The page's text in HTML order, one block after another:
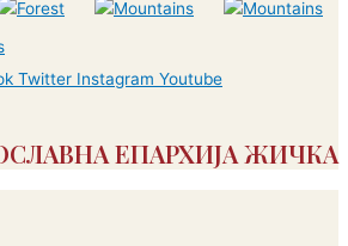
Twitter Instagram Youtube
ЕПАРХИЈА ЖИЧКА